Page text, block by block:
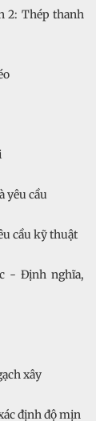
2: Thép thanh
yêu cầu
cầu kỹ thuật
- Định nghĩa,
xây
định độ mịn